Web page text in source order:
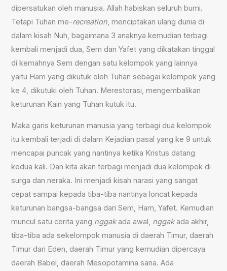
dipersatukan oleh manusia. Allah habiskan seluruh bumi.
Tetapi Tuhan me-recreation, menciptakan ulang dunia di
dalam kisah Nuh, bagaimana 3 anaknya kemudian terbagi
kembali menjadi dua, Sem dan Yafet yang dikatakan tinggal
di kemahnya Sem dengan satu kelompok yang lainnya
yaitu Ham yang dikutuk oleh Tuhan sebagai kelompok yang
ke 4, dikutuki oleh Tuhan. Merestorasi, mengembalikan
keturunan Kain yang Tuhan kutuk itu.
Maka garis keturunan manusia yang terbagi dua kelompok
itu kembali terjadi di dalam Kejadian pasal yang ke 9 untuk
mencapai puncak yang nantinya ketika Kristus datang
kedua kali. Dan kita akan terbagi menjadi dua kelompok di
surga dan neraka. Ini menjadi kisah narasi yang sangat
cepat sampai kepada tiba-tiba nantinya loncat kepada
keturunan bangsa-bangsa dari Sem, Ham, Yafet. Kemudian
muncul satu cerita yang nggakada awal, nggakada akhir,
tiba-tiba ada sekelompok manusia di daerah Timur, daerah
Timur dari Eden, daerah Timur yang kemudian dipercaya
daerah Babel, daerah Mesopotamina sana. Ada